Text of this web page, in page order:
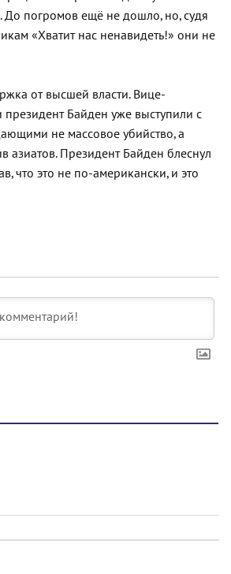
До погромов ещё не дошло, но, судя
«Хватит нас ненавидеть!» они не
от высшей власти. Вице-
президент Байден уже выступили с
не массовое убийство, а
азиатов. Президент Байден блеснул
что это не по-американски, и это